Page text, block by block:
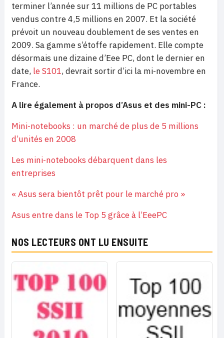
terminer l’année sur 11 millions de PC portables
vendus contre 4,5 millions en 2007. Et la société
prévoit un nouveau doublement de ses ventes en
2009. Sa gamme s’étoffe rapidement. Elle compte
désormais une dizaine d’Eee PC, dont le dernier en
date, le S101, devrait sortir d’ici la mi-novembre en
France.
A lire également à propos d’Asus et des mini-PC :
Mini-notebooks : un marché de plus de 5 millions
d’unités en 2008
Les mini-notebooks débarquent dans les
entreprises
« Asus sera bientôt prêt pour le marché pro »
Asus entre dans le Top 5 grâce à l’EeePC
NOS LECTEURS ONT LU ENSUITE